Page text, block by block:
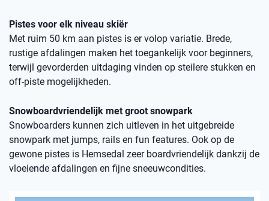
Pistes voor elk niveau skiër
Met ruim 50 km aan pistes is er volop variatie. Brede,
rustige afdalingen maken het toegankelijk voor beginners,
terwijl gevorderden uitdaging vinden op steilere stukken en
off-piste mogelijkheden.
Snowboardvriendelijk met groot snowpark
Snowboarders kunnen zich uitleven in het uitgebreide
snowpark met jumps, rails en fun features. Ook op de
gewone pistes is Hemsedal zeer boardvriendelijk dankzij de
vloeiende afdalingen en fijne sneeuwcondities.